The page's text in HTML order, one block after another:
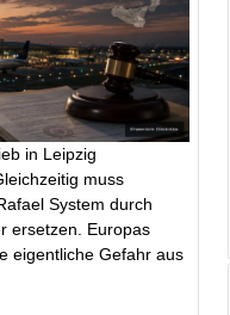
in Leipzig
muss
System durch
ersetzen. Europas
eigentliche Gefahr aus